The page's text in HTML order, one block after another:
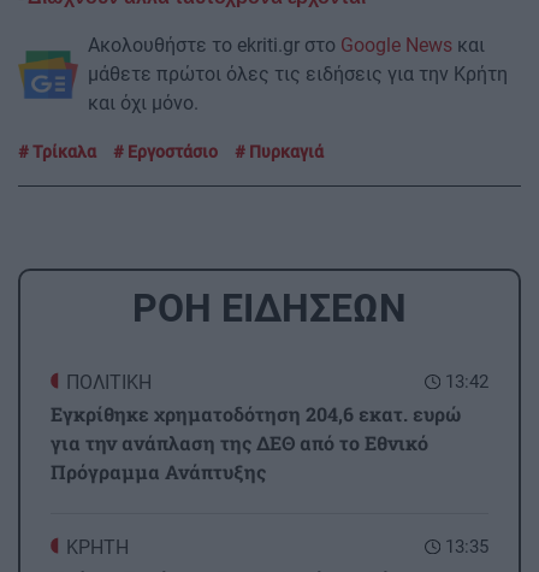
Ακολουθήστε το ekriti.gr στο Google News και
μάθετε πρώτοι όλες τις ειδήσεις για την Κρήτη
και όχι μόνο.
Τρίκαλα Εργοστάσιο Πυρκαγιά
ΡΟΗ ΕΙΔΗΣΕΩΝ
13:42
ΠΟΛΙΤΙΚΗ
Εγκρίθηκε χρηματοδότηση 204,6 εκατ. ευρώ
για την ανάπλαση της ΔΕΘ από το Εθνικό
Πρόγραμμα Ανάπτυξης
13:35
ΚΡΗΤΗ